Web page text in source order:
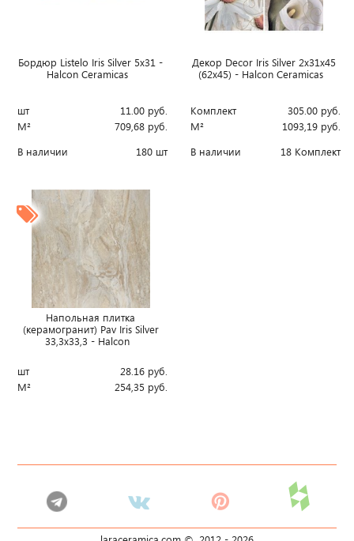
Бордюр Listelo Iris Silver 5x31 -
Halcon Ceramicas
шт 11.00 руб.
М²
709,68 руб.
В наличии
180 шт
Декор Decor Iris Silver 2x31x45
(62x45) - Halcon Ceramicas
Комплект 305.00 руб.
М²
1093,19 руб.
В наличии
18 Комплект
Напольная плитка
(керамогранит) Pav Iris Silver
33,3x33,3 - Halcon
шт 28.16 руб.
М²
254,35 руб.